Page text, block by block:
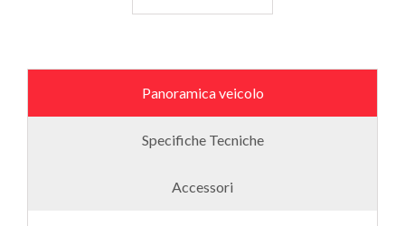
Panoramica veicolo
Specifiche Tecniche
Accessori